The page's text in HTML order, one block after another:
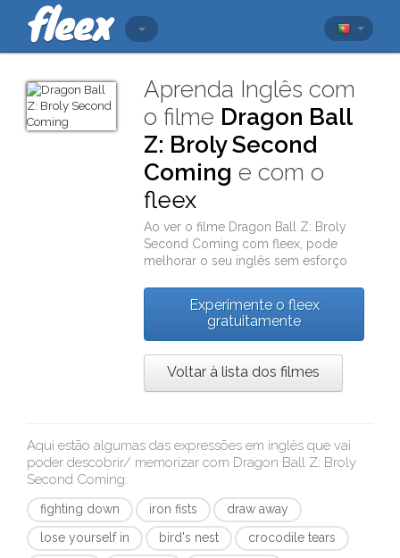
Aprenda Inglês com
o filme Dragon Ball
Z: Broly Second
Coming e com o
fleex
Ao ver o filme Dragon Ball Z: Broly
Second Coming comfleex , pode
melhorar o seu inglês sem esforço
Experimente o fleex
gratuitamente
Voltar à lista dos filmes
Aqui estão algumas das expressões em inglês que vai
poder descobrir/ memorizar com Dragon Ball Z: Broly
Second Coming:
fighting down iron fists
draw away
lose yourself in
bird's nest
crocodile tears